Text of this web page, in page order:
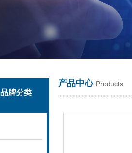
品牌分类
产品中心 Products